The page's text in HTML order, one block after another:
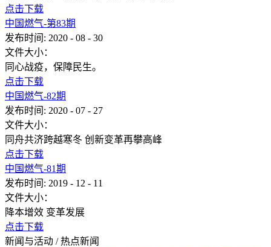
点击下载
中国燃气-第83期
发布时间: 2020 - 08 - 30
文件大小：
同心战疫，保障民生。
点击下载
中国燃气-82期
发布时间: 2020 - 07 - 27
文件大小：
同舟共济跨越寒冬 创新变革再攀高峰
点击下载
中国燃气-81期
发布时间: 2019 - 12 - 11
文件大小：
降本增效 变革发展
点击下载
新闻与活动 / 热点新闻